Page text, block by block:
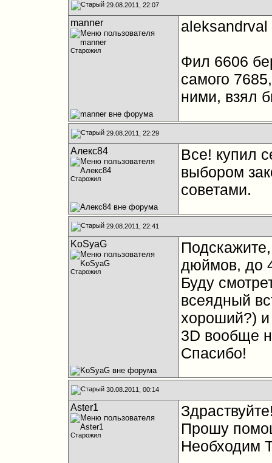
29.08.2011, 22:07
manner
Старожил
aleksandrval
Фил 6606
самого
ними, взял
29.08.2011, 22:29
Алекс84
Старожил
Все! купил
выбором
советами.
29.08.2011, 22:41
KoSyaG
Старожил
дюймов, до
Буду
всеядный
хороший?) и
3D вообще
Спасибо!
30.08.2011, 00:14
Aster1
Старожил
Прошу
Необходим